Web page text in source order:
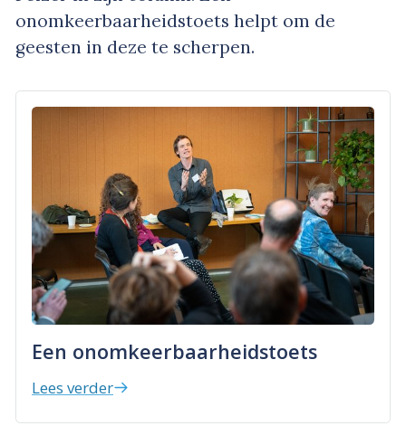
onomkeerbaarheidstoets helpt om de
geesten in deze te scherpen.
Een onomkeerbaarheidstoets
Lees verder